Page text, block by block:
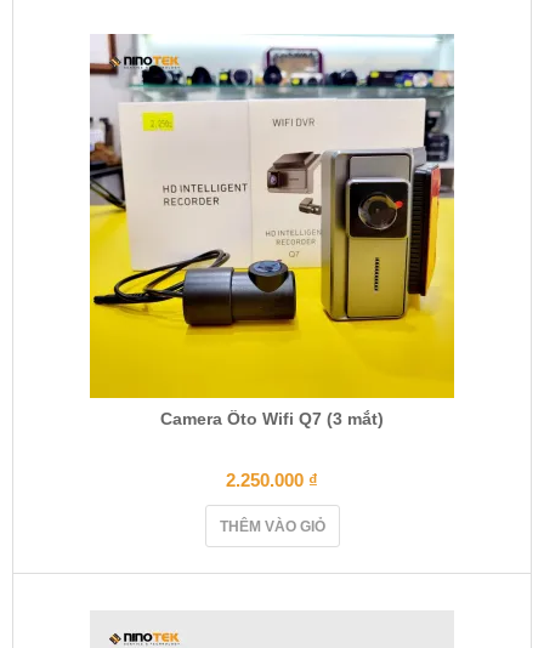
Camera Ôto Wifi Q7 (3 mắt)
2.250.000 ₫
THÊM VÀO GIỎ